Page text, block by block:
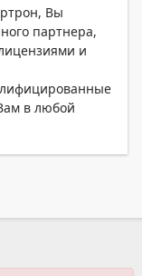
Вы
партнера,
и
в любой